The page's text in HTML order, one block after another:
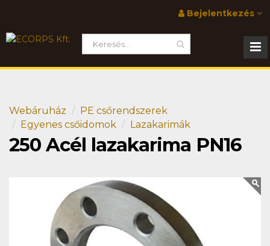
Bejelentkezés
Webáruház
PE csőrendszerek
Egyenes csőidomok
Lazakarimák
250 Acél lazakarima PN16